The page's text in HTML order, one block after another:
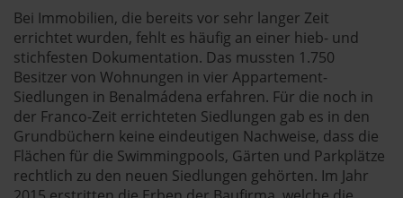
Bei Immobilien, die bereits vor sehr langer Zeit
errichtet wurden, fehlt es häufig an einer hieb- und
stichfesten Dokumentation. Das mussten 1.750
Besitzer von Wohnungen in vier Appartement-
Siedlungen in Benalmádena erfahren. Für die noch in
der Franco-Zeit errichteten Siedlungen gab es in den
Grundbüchern keine eindeutigen Nachweise, dass die
Flächen für die Swimmingpools, Gärten und Parkplätze
rechtlich zu den neuen Siedlungen gehörten. Im Jahr